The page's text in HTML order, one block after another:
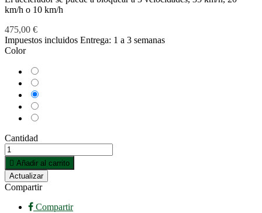
km/h o 10 km/h
475,00 €
Impuestos incluidos Entrega: 1 a 3 semanas
Color
Cantidad
 Añadir al carrito
Compartir
Compartir